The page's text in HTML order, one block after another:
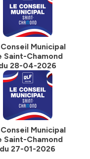
Municipal
Saint-Chamond
28-04-2026
Municipal
Saint-Chamond
du 27-01-2026